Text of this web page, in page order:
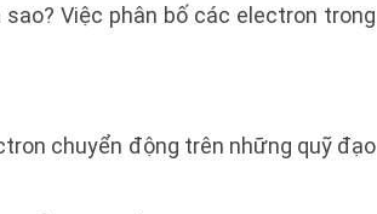
Việc phân bố các electron trong
chuyển động trên những quỹ đạo